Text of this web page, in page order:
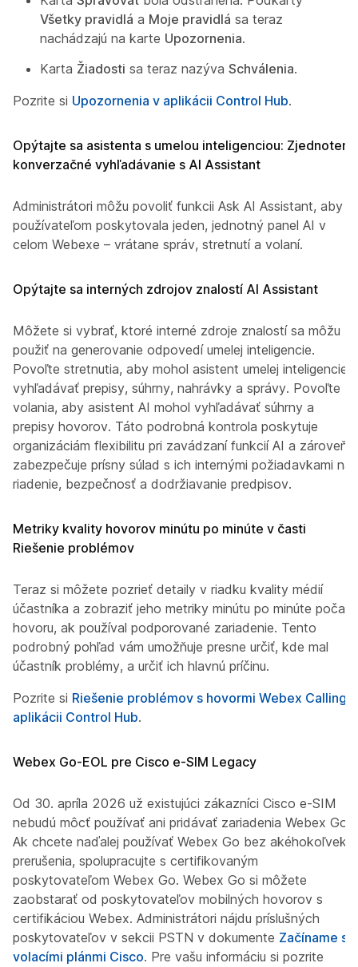
Všetky pravidlá a Moje pravidlá sa teraz
nachádzajú na karte Upozornenia.
Karta Žiadosti sa teraz nazýva Schválenia.
Pozrite si Upozornenia v aplikácii Control Hub.
Opýtajte sa asistenta s umelou inteligenciou: Zjednotené
konverzačné vyhľadávanie s AI Assistant
Administrátori môžu povoliť funkcii Ask AI Assistant, aby
používateľom poskytovala jeden, jednotný panel AI v
celom Webexe – vrátane správ, stretnutí a volaní.
Opýtajte sa interných zdrojov znalostí AI Assistant
Môžete si vybrať, ktoré interné zdroje znalostí sa môžu
použiť na generovanie odpovedí umelej inteligencie.
Povoľte stretnutia, aby mohol asistent umelej inteligencie
vyhľadávať prepisy, súhrny, nahrávky a správy. Povoľte
volania, aby asistent AI mohol vyhľadávať súhrny a
prepisy hovorov. Táto podrobná kontrola poskytuje
organizáciám flexibilitu pri zavádzaní funkcií AI a zároveň
zabezpečuje prísny súlad s ich internými požiadavkami na
riadenie, bezpečnosť a dodržiavanie predpisov.
Metriky kvality hovorov minútu po minúte v časti
Riešenie problémov
Teraz si môžete pozrieť detaily v riadku kvality médií
účastníka a zobraziť jeho metriky minútu po minúte počas
hovoru, ak používal podporované zariadenie. Tento
podrobný pohľad vám umožňuje presne určiť, kde mal
účastník problémy, a určiť ich hlavnú príčinu.
Pozrite si Riešenie problémov s hovormi Webex Calling v
aplikácii Control Hub.
Webex Go-EOL pre Cisco e-SIM Legacy
Od 30. apríla 2026 už existujúci zákazníci Cisco e-SIM
nebudú môcť používať ani pridávať zariadenia Webex Go.
Ak chcete naďalej používať Webex Go bez akéhokoľvek
prerušenia, spolupracujte s certifikovaným
poskytovateľom Webex Go. Webex Go si môžete
zaobstarať od poskytovateľov mobilných hovorov s
certifikáciou Webex. Administrátori nájdu príslušných
poskytovateľov v sekcii PSTN v dokumente Začíname s
volacími plánmi Cisco. Pre vašu informáciu si pozrite